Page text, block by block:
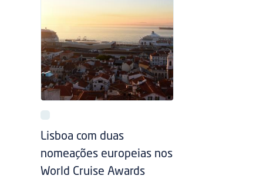
Lisboa com duas
nomeações europeias nos
World Cruise Awards